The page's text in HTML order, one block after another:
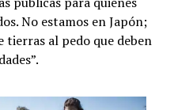
No estamos en Japón;
al pedo que deben